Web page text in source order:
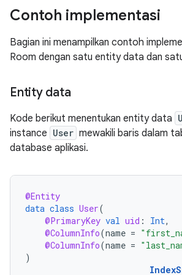
Contoh implementasi
Bagian ini menampilkan contoh
Room dengan satu entity data dan
Entity data
Kode berikut menentukan entity data
instance User mewakili baris dalam
database aplikasi.
@Entity
data class User(
@PrimaryKey val uid : Int,
@ColumnInfo(name =
@ColumnInfo(name =
)